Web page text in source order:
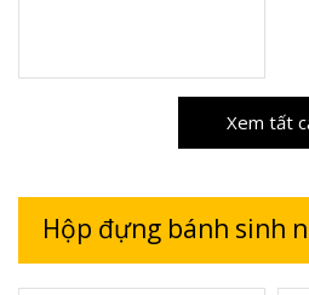
Xem tất
Hộp đựng bánh sinh